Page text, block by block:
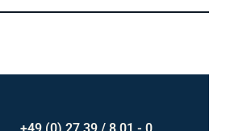
+49 (0) 27 39 / 8 01 - 0